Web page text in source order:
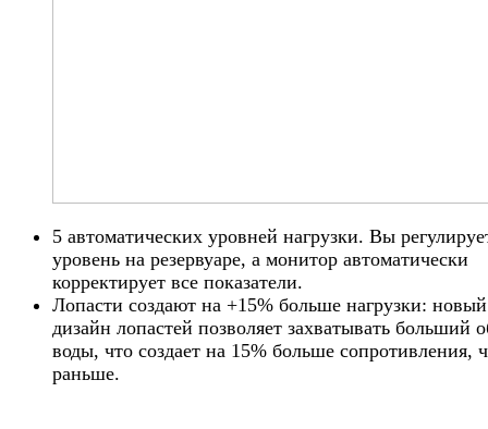
5 автоматических уровней нагрузки. Вы
уровень на резервуаре, а монитор автоматически
корректирует все показатели.
Лопасти создают на +15% больше нагрузки: новый
дизайн лопастей позволяет захватывать больший
воды, что создает на 15% больше сопротивления,
раньше.